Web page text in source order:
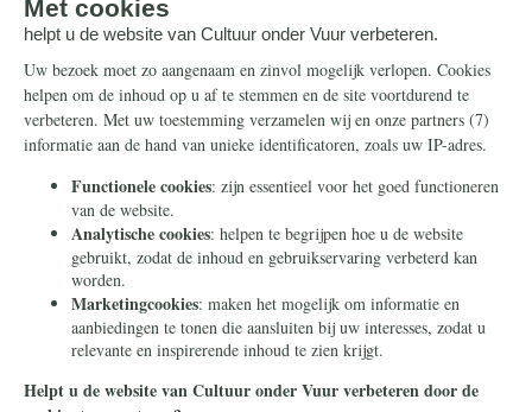
Steun ons
Nieuwsbrief
Eenmalig
Maandelijks
Periodiek
Nalaten
Zelf overschrijven
Info
Contact
Ontvang onze Telegram-
berichten
Privacy